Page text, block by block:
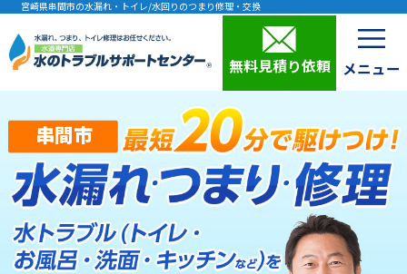
宮崎県串間市の水漏れ・トイレ/水回りのつまり修理・交換
無料見積り依頼
串間市